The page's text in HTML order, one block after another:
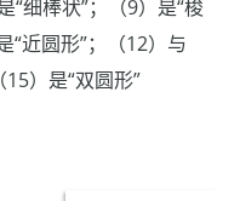
“细棒状”；（9）是“梭
“近圆形”；（12）与
15）是“双圆形”